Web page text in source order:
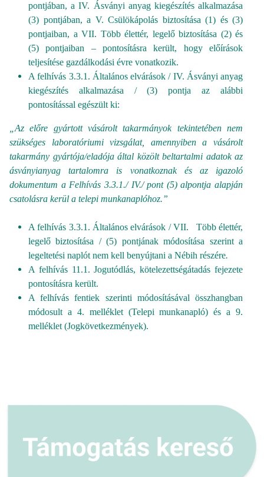
pontjában, a IV. Ásványi anyag kiegészítés alkalmazása
(3) pontjában, a V. Csülökápolás biztosítása (1) és (3)
pontjaiban, a VII. Több élettér, legelő biztosítása (2) és
(5) pontjaiban – pontosításra került, hogy előírások
teljesítése gazdálkodási évre vonatkozik.
A felhívás 3.3.1. Általános elvárások / IV. Ásványi anyag
kiegészítés alkalmazása / (3) pontja az alábbi
pontosítással egészült ki:
„Az előre gyártott vásárolt takarmányok tekintetében nem
szükséges laboratóriumi vizsgálat, amennyiben a vásárolt
takarmány gyártója/eladója által közölt beltartalmi adatok az
ásványianyag tartalomra is vonatkoznak és az igazoló
dokumentum a Felhívás 3.3.1./ IV./ pont (5) alpontja alapján
csatolásra kerül a telepi munkanaplóhoz.”
A felhívás 3.3.1. Általános elvárások / VII. Több élettér,
legelő biztosítása / (5) pontjának módosítása szerint a
legeltetési naplót nem kell benyújtani a Nébih részére.
A felhívás 11.1. Jogutódlás, kötelezettségátadás fejezete
pontosításra került.
A felhívás fentiek szerinti módosításával összhangban
módosult a 4. melléklet (Telepi munkanapló) és a 9.
melléklet (Jogkövetkezmények).